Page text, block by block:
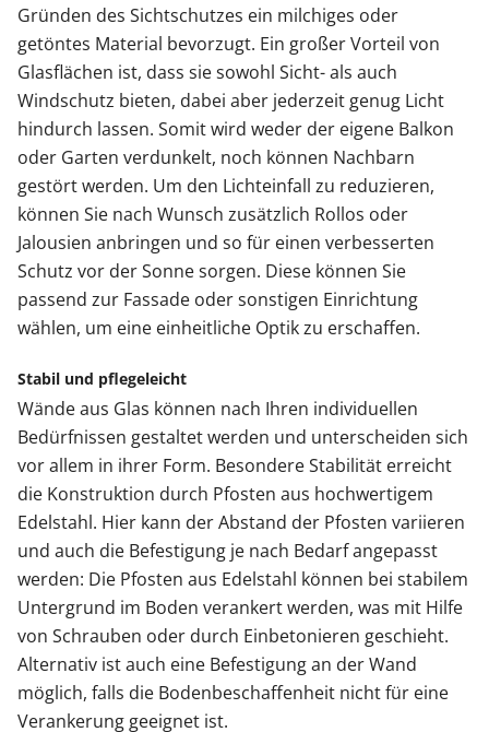
Gründen des Sichtschutzes ein milchiges oder
getöntes Material bevorzugt. Ein großer Vorteil von
Glasflächen ist, dass sie sowohl Sicht- als auch
Windschutz bieten, dabei aber jederzeit genug Licht
hindurch lassen. Somit wird weder der eigene Balkon
oder Garten verdunkelt, noch können Nachbarn
gestört werden. Um den Lichteinfall zu reduzieren,
können Sie nach Wunsch zusätzlich Rollos oder
Jalousien anbringen und so für einen verbesserten
Schutz vor der Sonne sorgen. Diese können Sie
passend zur Fassade oder sonstigen Einrichtung
wählen, um eine einheitliche Optik zu erschaffen.
Stabil und pflegeleicht
Wände aus Glas können nach Ihren individuellen
Bedürfnissen gestaltet werden und unterscheiden sich
vor allem in ihrer Form. Besondere Stabilität erreicht
die Konstruktion durch Pfosten aus hochwertigem
Edelstahl. Hier kann der Abstand der Pfosten variieren
und auch die Befestigung je nach Bedarf angepasst
werden: Die Pfosten aus Edelstahl können bei stabilem
Untergrund im Boden verankert werden, was mit Hilfe
von Schrauben oder durch Einbetonieren geschieht.
Alternativ ist auch eine Befestigung an der Wand
möglich, falls die Bodenbeschaffenheit nicht für eine
Verankerung geeignet ist.